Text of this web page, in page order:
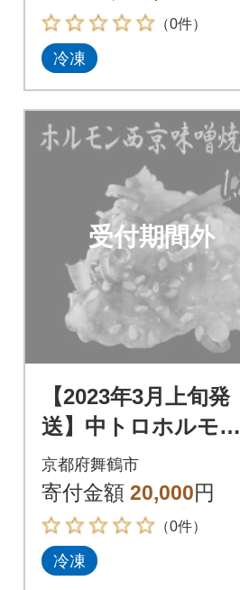
（0件）
冷凍
受付期間外
【2023年3月上旬発
送】中トロホルモン
西京味噌焼き 1.2kg
京都府舞鶴市
寄付金額 20,000円
（0件）
冷凍